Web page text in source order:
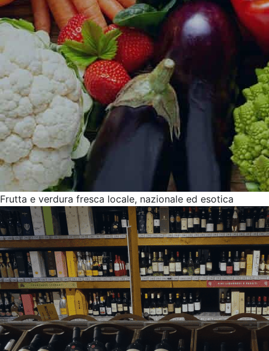
Assortimento
Frutta e verdura fresca locale, nazionale ed esotica